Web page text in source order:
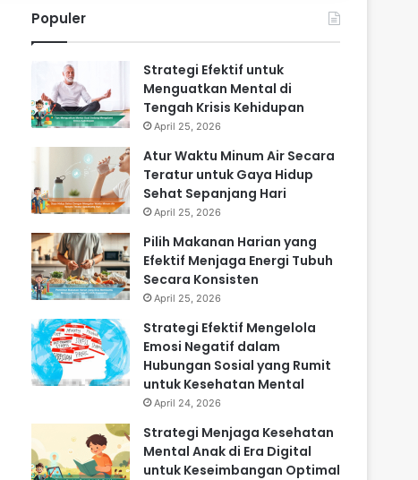
Populer
Strategi Efektif untuk
Menguatkan Mental di
Tengah Krisis Kehidupan
April 25, 2026
Atur Waktu Minum Air Secara
Teratur untuk Gaya Hidup
Sehat Sepanjang Hari
April 25, 2026
Pilih Makanan Harian yang
Efektif Menjaga Energi Tubuh
Secara Konsisten
April 25, 2026
Strategi Efektif Mengelola
Emosi Negatif dalam
Hubungan Sosial yang Rumit
untuk Kesehatan Mental
April 24, 2026
Strategi Menjaga Kesehatan
Mental Anak di Era Digital
untuk Keseimbangan Optimal